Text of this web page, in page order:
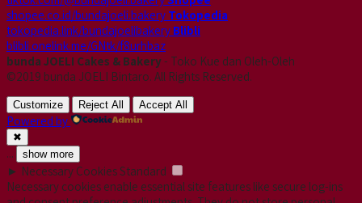
shopee.co.id/bundajoeli.bakery Tokopedia
tokopedia.link/bundajoelibakery Blibli
blibli.onelink.me/GNtk/f8urhbaz
bunda JOELI Cakes & Bakery- Toko Kue dan Oleh-Oleh
©2019 bunda JOELI Bintaro. All Rights Reserved.
Customize Reject All Accept All
Powered by
✖
... show more
► Necessary CookiesStandard
Necessary cookies enable essential site features like secure log-ins